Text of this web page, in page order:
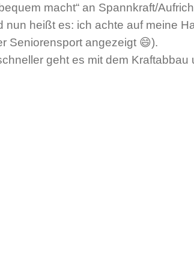
macht“ an Spannkraft/
heißt es: ich achte auf meine
Seniorensport angezeigt 😄).
geht es mit dem Kraftabbau